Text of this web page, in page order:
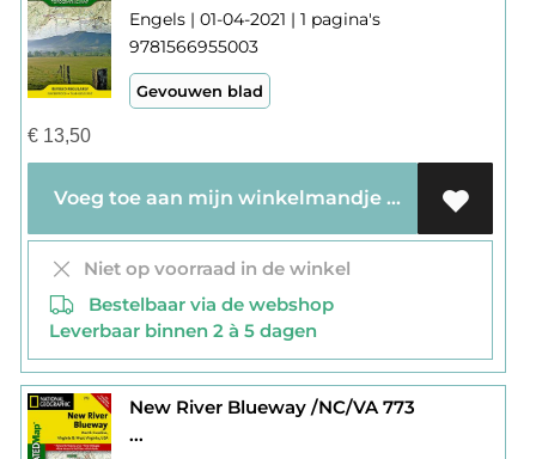
Engels | 01-04-2021 | 1 pagina's
9781566955003
Gevouwen blad
€13,50
Voeg toe aan mijn winkelmandje
Niet op voorraad in de winkel
Bestelbaar via de webshop
Leverbaar binnen 2 à 5 dagen
New River Blueway /NC/VA 773
...